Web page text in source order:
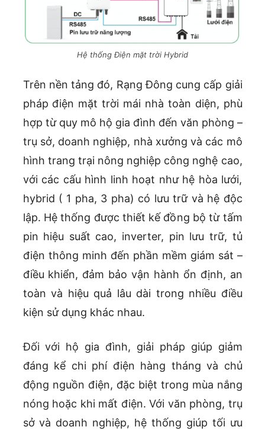
Hệ thống Điện mặt trời Hybrid
Trên nền tảng đó, Rạng Đông cung cấp giải
pháp điện mặt trời mái nhà toàn diện, phù
hợp từ quy mô hộ gia đình đến văn phòng –
trụ sở, doanh nghiệp, nhà xưởng và các mô
hình trang trại nông nghiệp công nghệ cao,
với các cấu hình linh hoạt như hệ hòa lưới,
hybrid ( 1 pha, 3 pha) có lưu trữ và hệ độc
lập. Hệ thống được thiết kế đồng bộ từ tấm
pin hiệu suất cao, inverter, pin lưu trữ, tủ
điện thông minh đến phần mềm giám sát –
điều khiển, đảm bảo vận hành ổn định, an
toàn và hiệu quả lâu dài trong nhiều điều
kiện sử dụng khác nhau.
Đối với hộ gia đình, giải pháp giúp giảm
đáng kể chi phí điện hàng tháng và chủ
động nguồn điện, đặc biệt trong mùa nắng
nóng hoặc khi mất điện. Với văn phòng, trụ
sở và doanh nghiệp, hệ thống giúp tối ưu